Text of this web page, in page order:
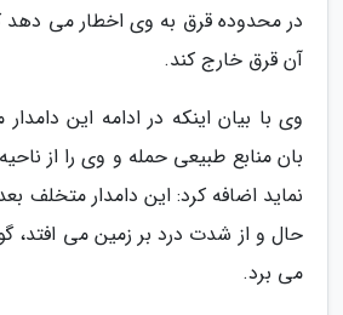
در محدوده قرق به وی اخطار می دهد
آن قرق خارج کند.
وی با بیان اینکه در ادامه این
بان منابع طبیعی حمله و وی را از
نماید اضافه کرد: این دامدار متخلف
حال و از شدت درد بر زمین می افتد،
می برد.